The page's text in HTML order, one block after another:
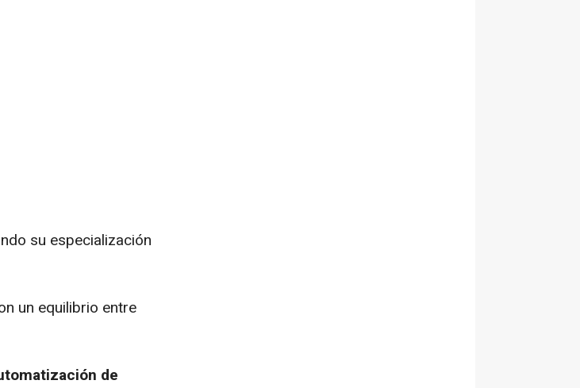
su especialización
un equilibrio entre
de